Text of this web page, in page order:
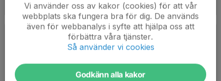
2023-12-21 | 1 st 2022-12-26 | 95 st
Vi använder oss av kakor (cookies) för att vår
webbplats ska fungera bra för dig. De används
även för webbanalys i syfte att hjälpa oss att
förbättra våra tjänster.
Så använder vi cookies
Godkänn alla kakor